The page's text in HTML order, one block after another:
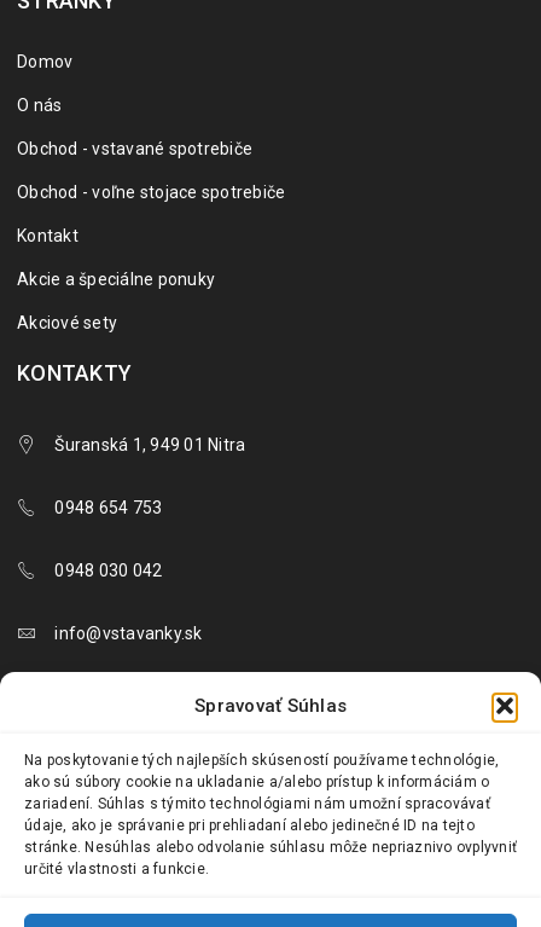
Spravovať Súhlas
Na poskytovanie tých najlepších skúseností používame technológie,
ako sú súbory cookie na ukladanie a/alebo prístup k informáciám o
zariadení. Súhlas s týmito technológiami nám umožní spracovávať
údaje, ako je správanie pri prehliadaní alebo jedinečné ID na tejto
stránke. Nesúhlas alebo odvolanie súhlasu môže nepriaznivo ovplyvniť
určité vlastnosti a funkcie.
Domov
O nás
Obchod - vstavané spotrebiče
Obchod - voľne stojace spotrebiče
Kontakt
Akcie a špeciálne ponuky
Akciové sety
KONTAKTY
Šuranská 1, 949 01 Nitra
0948 654 753
0948 030 042
info@vstavanky.sk
objednavky@vstavanky.sk
reklamacie@vstavanky.sk